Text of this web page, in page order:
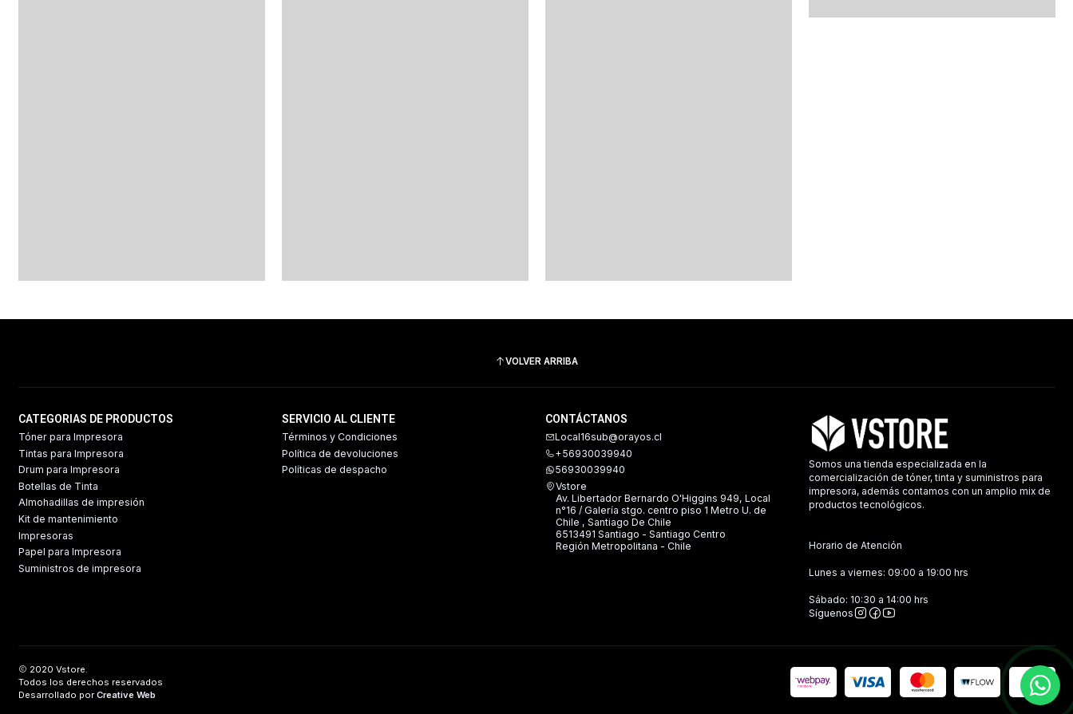
VOLVER ARRIBA
CATEGORIAS DE PRODUCTOS
Tóner para Impresora
Tintas para Impresora
Drum para Impresora
Botellas de Tinta
Almohadillas de impresión
Kit de mantenimiento
Impresoras
Papel para Impresora
Suministros de impresora
SERVICIO AL CLIENTE
Términos y Condiciones
Política de devoluciones
Políticas de despacho
CONTÁCTANOS
Local16sub@orayos.cl
+56930039940
56930039940
Vstore
Av. Libertador Bernardo O'Higgins 949, Local
n°16 / Galería stgo. centro piso 1 Metro U. de
Chile , Santiago De Chile
6513491 Santiago - Santiago Centro
Región Metropolitana - Chile
Somos una tienda especializada en la
comercialización de tóner, tinta y suministros para
impresora, además contamos con un amplio mix de
productos tecnológicos.
Horario de Atención
Lunes a viernes: 09:00 a 19:00 hrs
Sábado: 10:30 a 14:00 hrs
Síguenos
2020 Vstore.
Todos los derechos reservados
Desarrollado porCreative Web